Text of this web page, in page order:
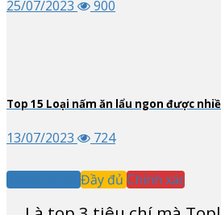
25/07/2023 900
Top 15 Loại nấm ăn lẩu ngon được
13/07/2023 724
Đầy đủ Chính xác